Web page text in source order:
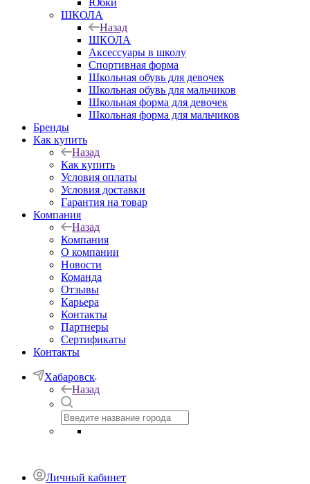
Юбки
ШКОЛА
Назад
ШКОЛА
Аксессуары в школу
Спортивная форма
Школьная обувь для девочек
Школьная обувь для мальчиков
Школьная форма для девочек
Школьная форма для мальчиков
Бренды
Как купить
Назад
Как купить
Условия оплаты
Условия доставки
Гарантия на товар
Компания
Назад
Компания
О компании
Новости
Команда
Отзывы
Карьера
Контакты
Партнеры
Сертификаты
Контакты
Хабаровск
Назад
Личный кабинет